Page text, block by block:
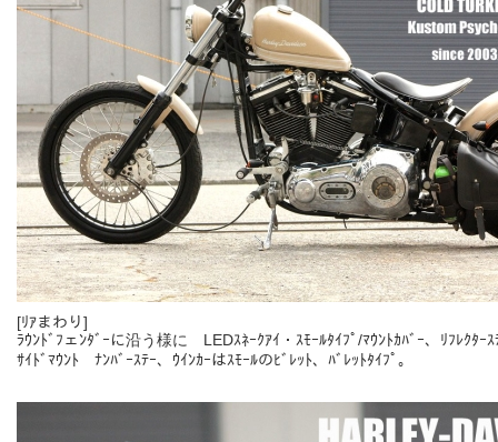
[ﾘｱまわり]
ﾗｳﾝﾄﾞﾌェﾝﾀﾞｰに沿う様に LEDｽﾈｰｸｱｲ・ｽﾓｰﾙﾀｲﾌﾟ/ﾏｳﾝﾄｶﾊﾞｰ、ﾘﾌﾚｸﾀｰ
ｻｲﾄﾞﾏｳﾝﾄ ﾅﾝﾊﾞｰｽﾃｰ、ｳｲﾝｶｰはｽﾓｰﾙのﾋﾞﾚｯﾄ、ﾊﾞﾚｯﾄﾀｲﾌﾟ。